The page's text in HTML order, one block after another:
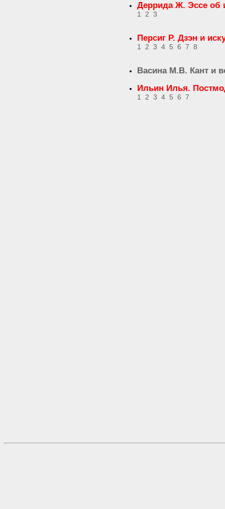
Деррида Ж. Эссе об
1 2 3
Персиг Р. Дзэн и
1 2 3 4 5 6 7 8
Васина М.В. Кант и
Ильин Илья.
1 2 3 4 5 6 7